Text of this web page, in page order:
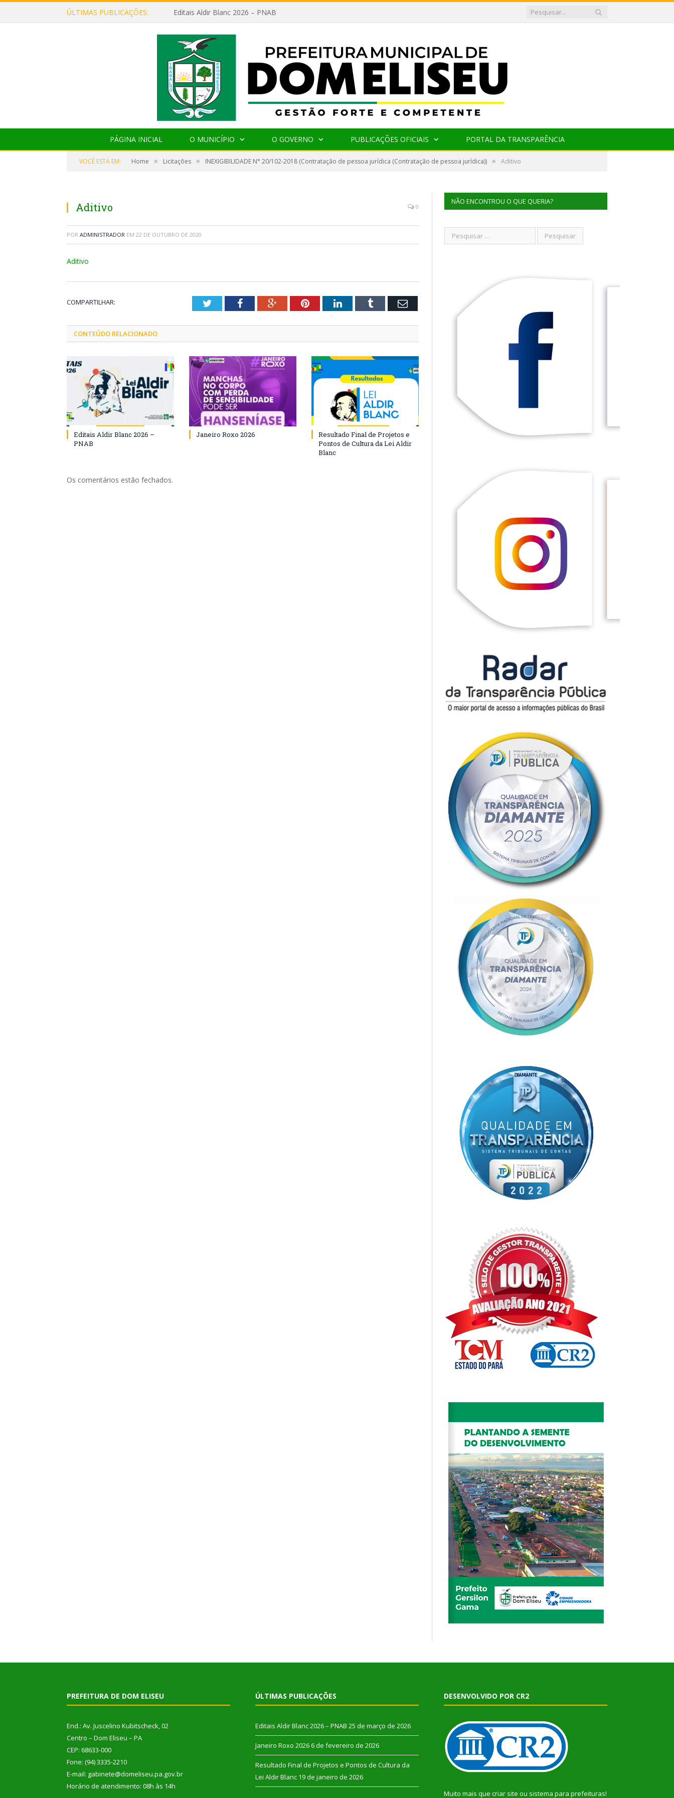
ÚLTIMAS PUBLICAÇÕES: Editais Aldir Blanc 2026 – PNAB
PÁGINA INICIAL O MUNICÍPIO O GOVERNO PUBLICAÇÕES OFICIAIS PORTAL DA TRANSPARÊNCIA
VOCÊ ESTÁ EM: Home » Licitações » INEXIGIBILIDADE N° 20/102-2018 (Contratação de pessoa jurídica (Contratação de pessoa jurídica)) » Aditivo
Aditivo 0
POR ADMINISTRADOR EM 22 DE OUTUBRO DE 2020
Aditivo
COMPARTILHAR: TwitterFacebookGoogle+PinterestLinkedInTumblr Email
CONTEÚDO RELACIONADO
Editais Aldir Blanc 2026 –
PNAB
Janeiro Roxo 2026
Resultado Final de Projetos e
Pontos de Cultura da Lei Aldir
Blanc
Os comentários estão fechados.
NÃO ENCONTROU O QUE QUERIA?
PREFEITURA DE DOM ELISEU
End.: Av. Juscelino Kubitscheck, 02
Centro – Dom Eliseu – PA
CEP: 68633-000
Fone: (94) 3335-2210
E-mail: gabinete@domeliseu.pa.gov.br
Horário de atendimento: 08h às 14h
ÚLTIMAS PUBLICAÇÕES
Editais Aldir Blanc 2026 – PNAB 25 de março de 2026
Janeiro Roxo 2026 6 de fevereiro de 2026
Resultado Final de Projetos e Pontos de Cultura da
Lei Aldir Blanc 19 de janeiro de 2026
DESENVOLVIDO POR CR2
Muito mais que criar site ou sistema para prefeituras!